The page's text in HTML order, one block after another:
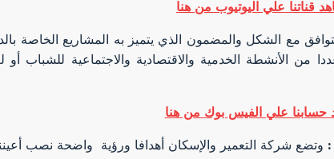
قناتنا علي اليوتيوب من هنا
الشكل والمضمون الذي يتميز به المشاريع الخاصة
الأنشطة الخدمية والاقتصادية والاجتماعية للشباب
حسابنا علي الفيس بوك من هنا
وتضع شركة التعمير والإسكان أهدافا ورؤية واضحة نصب أعيننا والتي تتمثل في الخطوات والفقرات الآتية :